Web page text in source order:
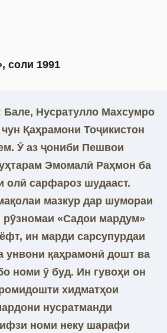
соли 1991
Бале, Нусратулло Махсумро
Қаҳрамони Тоҷикистон
Ӯ аз ҷониби Пешвои
­Эмомалӣ Раҳмон ба
олӣ сарфароз шудааст.
мазкур дар шумораи
рӯзномаи «Садои мардум»
ин марди сарсупурдаи
унвони қаҳрамонӣ дошт ва
номи ӯ буд. Ин гувоҳи он
хидматҳои
нусратманди
номи неку шарафи